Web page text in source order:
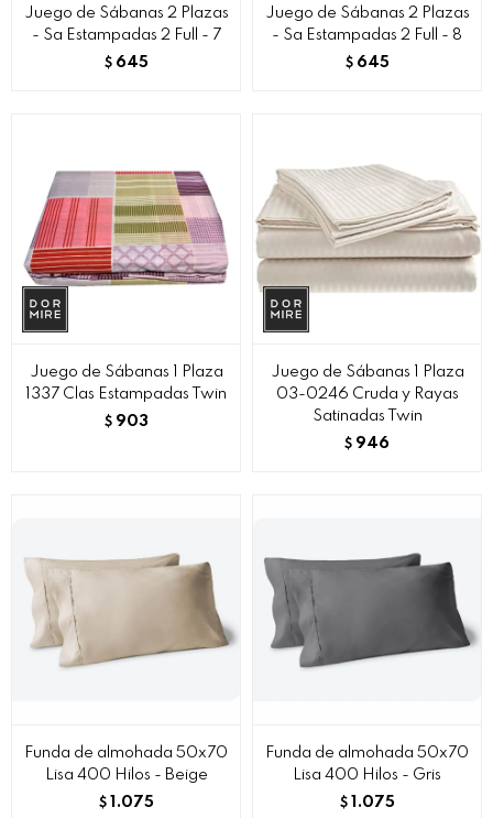
Juego de Sábanas 2 Plazas
- Sa Estampadas 2 Full - 7
$ 645
Juego de Sábanas 2 Plazas
- Sa Estampadas 2 Full - 8
$ 645
Juego de Sábanas 1 Plaza
1337 Clas Estampadas Twin
$ 903
Juego de Sábanas 1 Plaza
03-0246 Cruda y Rayas
Satinadas Twin
$ 946
Funda de almohada 50x70
Lisa 400 Hilos - Beige
$ 1.075
Funda de almohada 50x70
Lisa 400 Hilos - Gris
$ 1.075